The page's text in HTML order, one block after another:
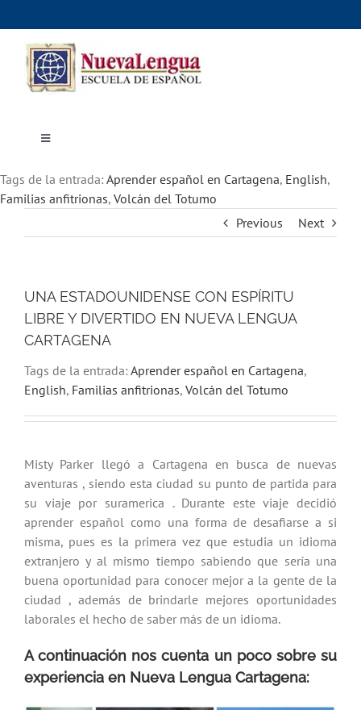
to
content
Toggle
Cursos
Dónde estudiar
Actividades culturales
Tags de la entrada: Aprender español en Cartagena, English,
Familias anfitrionas, Volcán del Totumo
Previous
Next
UNA ESTADOUNIDENSE CON ESPÍRITU
LIBRE Y DIVERTIDO EN NUEVA LENGUA
CARTAGENA
Tags de la entrada: Aprender español en Cartagena,
English, Familias anfitrionas, Volcán del Totumo
Misty Parker llegó a Cartagena en busca de nuevas
aventuras , siendo esta ciudad su punto de partida para
su viaje por suramerica . Durante este viaje decidió
aprender español como una forma de desafiarse a si
misma, pues es la primera vez que estudia un idioma
extranjero y al mismo tiempo sabiendo que sería una
buena oportunidad para conocer mejor a la gente de la
ciudad , además de brindarle mejores oportunidades
laborales el hecho de saber más de un idioma.
A continuación nos cuenta un poco sobre su
experiencia en Nueva Lengua Cartagena: